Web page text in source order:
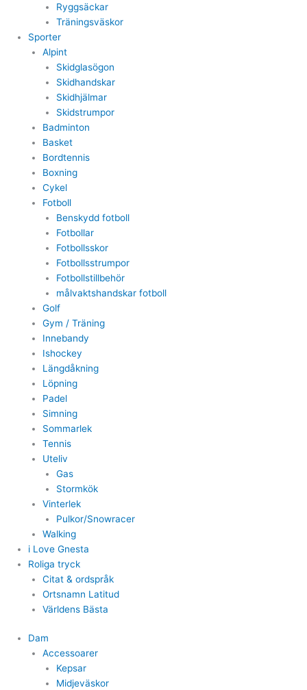
Ryggsäckar
Träningsväskor
Sporter
Alpint
Skidglasögon
Skidhandskar
Skidhjälmar
Skidstrumpor
Badminton
Basket
Bordtennis
Boxning
Cykel
Fotboll
Benskydd fotboll
Fotbollar
Fotbollsskor
Fotbollsstrumpor
Fotbollstillbehör
målvaktshandskar fotboll
Golf
Gym / Träning
Innebandy
Ishockey
Längdåkning
Löpning
Padel
Simning
Sommarlek
Tennis
Uteliv
Gas
Stormkök
Vinterlek
Pulkor/Snowracer
Walking
i Love Gnesta
Roliga tryck
Citat & ordspråk
Ortsnamn Latitud
Världens Bästa
Dam
Accessoarer
Kepsar
Midjeväskor